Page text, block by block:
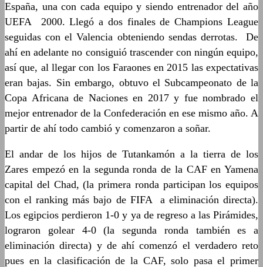
España, una con cada equipo y siendo entrenador del año
UEFA 2000. Llegó a dos finales de Champions League
seguidas con el Valencia obteniendo sendas derrotas. De
ahí en adelante no consiguió trascender con ningún equipo,
así que, al llegar con los Faraones en 2015 las expectativas
eran bajas. Sin embargo, obtuvo el Subcampeonato de la
Copa Africana de Naciones en 2017 y fue nombrado el
mejor entrenador de la Confederación en ese mismo año. A
partir de ahí todo cambió y comenzaron a soñar.
El andar de los hijos de Tutankamón a la tierra de los
Zares empezó en la segunda ronda de la CAF en Yamena
capital del Chad, (la primera ronda participan los equipos
con el ranking más bajo de FIFA a eliminación directa).
Los egipcios perdieron 1-0 y ya de regreso a las Pirámides,
lograron golear 4-0 (la segunda ronda también es a
eliminación directa) y de ahí comenzó el verdadero reto
pues en la clasificación de la CAF, solo pasa el primer